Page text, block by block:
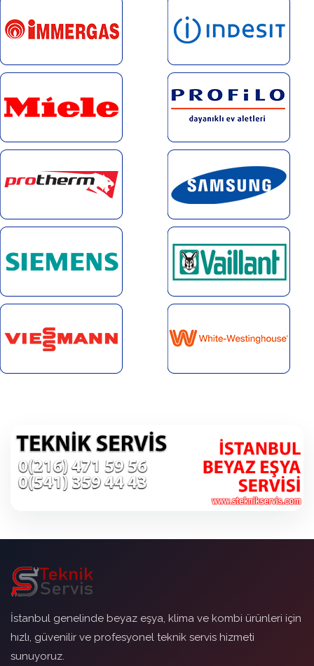
İstanbul genelinde beyaz eşya, klima ve kombi ürünleri için
hızlı, güvenilir ve profesyonel teknik servis hizmeti
sunuyoruz.